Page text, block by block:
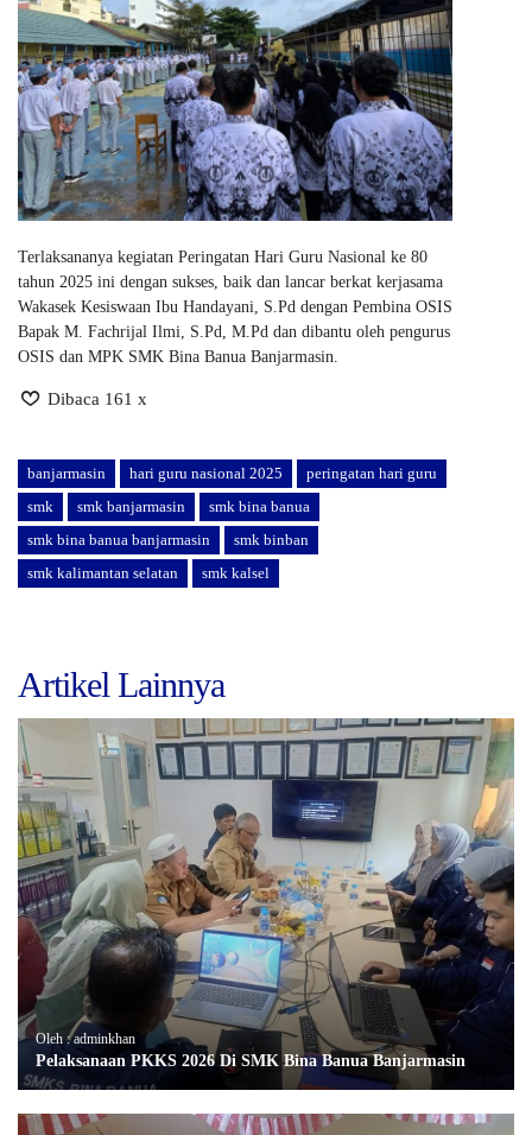
Terlaksananya kegiatan Peringatan Hari Guru Nasional ke 80
tahun 2025 ini dengan sukses, baik dan lancar berkat kerjasama
Wakasek Kesiswaan Ibu Handayani, S.Pd dengan Pembina OSIS
Bapak M. Fachrijal Ilmi, S.Pd, M.Pd dan dibantu oleh pengurus
OSIS dan MPK SMK Bina Banua Banjarmasin.
Dibaca 161 x
banjarmasin hari guru nasional 2025
peringatan hari guru
smk
smk banjarmasin
smk bina banua
smk bina banua banjarmasin
smk binban
smk kalimantan selatan
smk kalsel
Artikel Lainnya
Oleh : adminkhan
Pelaksanaan PKKS 2026 Di SMK Bina Banua Banjarmasin